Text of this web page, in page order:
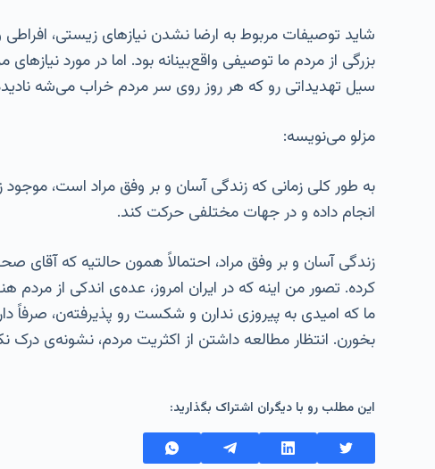
شاید توصیفات مربوط به ارضا نشدن نیازهای زیستی،
بزرگی از مردم ما توصیفی واقع‌بینانه بود. اما در مورد
سیل تهدیداتی رو که هر روز روی سر مردم خراب می‌شه
مزلو می‌نویسه:
به طور کلی زمانی که زندگی آسان و بر وفق مراد است، موجود
انجام داده و در جهات مختلفی حرکت کند.
زندگی آسان و بر وفق مراد، احتمالاً همون حالتیه که
کرده. تصور من اینه که در ایران امروز، عده‌ی اندکی از مردم
ما که امیدی به پیروزی ندارن و شکست رو پذیرفته‌ن،
بخورن. انتظار مطالعه داشتن از اکثریت مردم، نشونه‌ی
این مطلب رو با دیگران اشتراک بگذارید: